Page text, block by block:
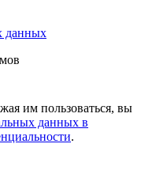
данных
им пользоваться, вы
данных в
.